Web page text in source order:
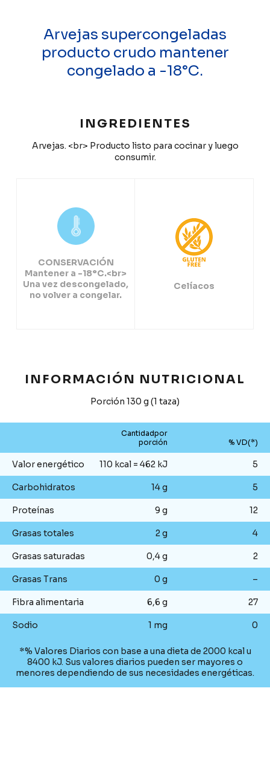
Arvejas supercongeladas
producto crudo mantener
congelado a -18°C.
INGREDIENTES
Arvejas. <br> Producto listo para cocinar y luego
consumir.
CONSERVACIÓN
Mantener a -18°C.<br>
Una vez descongelado,
no volver a congelar.
Celíacos
INFORMACIÓN NUTRICIONAL
Porción 130 g (1 taza)
Cantidadpor
porción
% VD(*)
Valor energético 110 kcal = 462 kJ 5
Carbohidratos 14 g 5
Proteínas 9 g 12
Grasas totales 2 g 4
Grasas saturadas 0,4 g 2
Grasas Trans 0 g –
Fibra alimentaria 6,6 g 27
Sodio 1 mg 0
*% Valores Diarios con base a una dieta de 2000 kcal u
8400 kJ. Sus valores diarios pueden ser mayores o
menores dependiendo de sus necesidades energéticas.